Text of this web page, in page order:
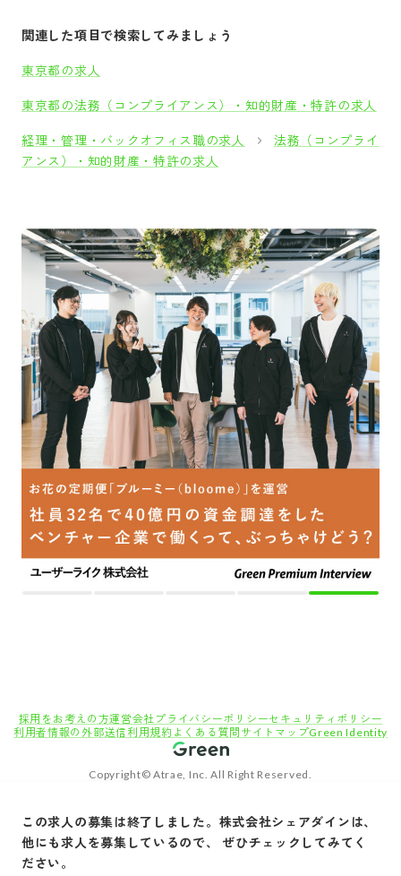
関連した項目で検索してみましょう
東京都の求人
東京都の法務（コンプライアンス）・知的財産・特許の求人
経理・管理・バックオフィス職の求人
法務（コンプライ
アンス）・知的財産・特許の求人
この求人の募集は終了しました。 株式会社シェアダイン は、
他にも求人を募集しているので、 ぜひチェックしてみてく
ださい。
採用をお考えの方運営会社 プライバシーポリシーセキュリティポリシー
利用者情報の外部送信利用規約 よくある質問 サイトマップGreen Identity
Copyright© Atrae, Inc. All Right Reserved.
【法務マネージャー 】 法務担当募集！シリーズB・20億円調達済｜スタートアップで法
務体制構築したい方へ